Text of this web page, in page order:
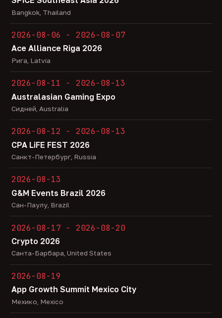
Bangkok, Thailand
2026-08-06 - 2026-08-07
Ace Alliance Riga 2026
Рига, Latvia
2026-08-11 - 2026-08-13
Australasian Gaming Expo
Сидней, Australia
2026-08-12 - 2026-08-13
CPA LiFE FEST 2026
Санкт-Петербург, Russia
2026-08-13
G&M Events Brazil 2026
Сан-Паулу, Brazil
2026-08-17 - 2026-08-20
Crypto 2026
Санта-Барбара, United States
2026-08-19
App Growth Summit Mexico City
Мехико, Mexico